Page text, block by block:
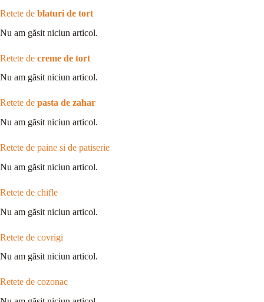
Retete de blaturi de tort
Nu am găsit niciun articol.
Retete de creme de tort
Nu am găsit niciun articol.
Retete de pasta de zahar
Nu am găsit niciun articol.
Retete de paine si de patiserie
Nu am găsit niciun articol.
Retete de chifle
Nu am găsit niciun articol.
Retete de covrigi
Nu am găsit niciun articol.
Retete de cozonac